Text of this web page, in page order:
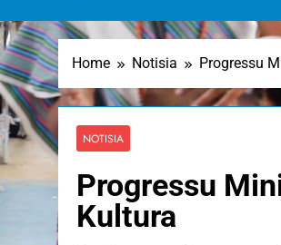
Home Notisia Progressu
NOTISIA
Progressu
Kultura